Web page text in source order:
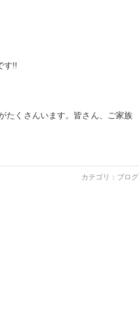
す!!
たくさんいます。皆さん、ご家族
カテゴリ： ブログ